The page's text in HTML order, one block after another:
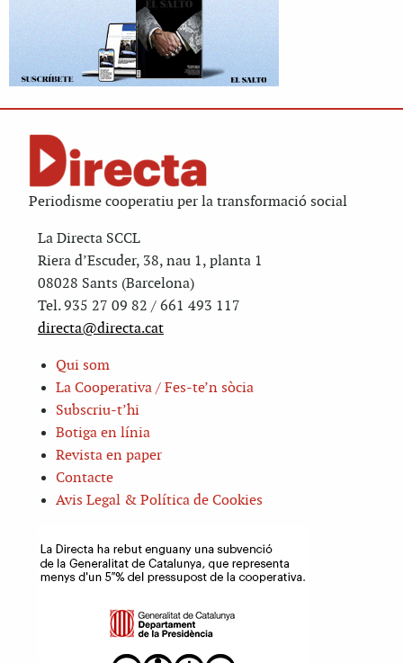
Periodisme cooperatiu per la transformació social
La Directa SCCL
Riera d’Escuder, 38, nau 1, planta 1
08028 Sants (Barcelona)
Tel. 935 27 09 82 / 661 493 117
directa@directa.cat
Qui som
La Cooperativa / Fes-te’n sòcia
Subscriu-t’hi
Botiga en línia
Revista en paper
Contacte
Avis Legal & Política de Cookies